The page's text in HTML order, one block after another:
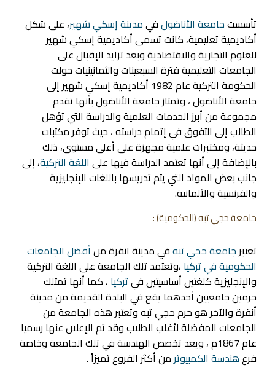
تأسستجامعة الأناضولفيمدينة إسكي شهير، على شكل
أكاديمية تعليمية، كانت تسمى أكاديمية إسكي شهير
للعلوم التجارية والاقتصادية وبعد تزايد الإقبال على
الجامعات التعليمية فترة السبعينات والثمانينيات حولت
الحكومة التركية عام 1982 أكاديمية إسكي شهير إلى
جامعة الأناضول ، وتمتاز جامعة الأناضول بأنها تقدم
مجموعة من أبرز الخدمات العلمية والدراسة التي تؤهل
الطالب إلى التفوق في إتمام دراسته ، حيث توفر مكتبات
حديثة، ومختبرات علمية مجهزة على أعلى مستوى، ذلك
بالإضافة إلى أنها تعتمد الدراسة فيها على اللغة التركية، إلى
جانب بعض المواد التي يتم تدريسها باللغات الإنجليزية
والفرنسية والألمانية.
جامعة حجي تبه (الحكومية) :
تعتبرجامعة حجي تبهفي مدينة انقرة منأفضل الجامعات
الحكومية في تركيا ،وتعتمد تلك الجامعة على اللغة التركية
والإنجليزية كلغتين أساسيتين فيتركيا ، كما أنها تمتلك
حرمين جامعيين أحدهما يقع في البلدة القديمة من مدينة
أنقرة والآخر هو حرم حجي تبه وتعتبر هذه الجامعة من
الجامعات المفضلة لأغلب الطلاب وقد تم الإعلان عنها رسميا
عام 1867م ، ويعد تخصص الهندسة في تلك الجامعة وخاصة
فرعهندسة الكمبيوترمن أكثر الفروع تميزاً .